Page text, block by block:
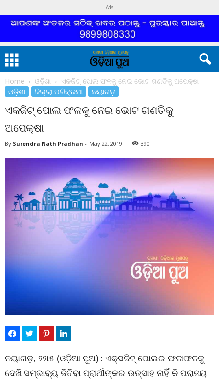
Ads
Home ଓଡ଼ିଶା ଏକଜିଟ୍ ପୋଲ ଫଳକୁ ନେଇ ଭୋଟ ଗଣତିକୁ ଅପେକ୍ଷା
ଓଡ଼ିଶା ଜିଲ୍ଲା ପରିକ୍ରମା ନୟାଗଡ଼
ଏକଜିଟ୍ ପୋଲ ଫଳକୁ ନେଇ ଭୋଟ ଗଣତିକୁ
ଅପେକ୍ଷା
By Surendra Nath Pradhan - May 22, 2019 390
ନୟାଗଡ଼, ୨୨ା୫ (ଓଡ଼ିଆ ପୁଅ) : ଏକ୍ସଜିଟ୍ ପୋଲର ଫଳାଫଳକୁ
ଦେଖି ସମ୍ଭାବ୍ୟ ଜିତିବା ପ୍ରାର୍ଥୀଙ୍କର ଉତ୍ସାହ ନାହିଁ କି ପରାଜୟ